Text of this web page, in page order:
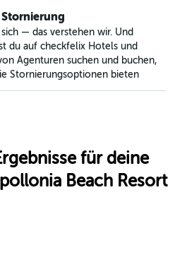
— das verstehen wir. Und
du auf checkfelix Hotels und
Agenturen suchen und buchen,
Stornierungsoptionen bieten
für deine
Beach Resort